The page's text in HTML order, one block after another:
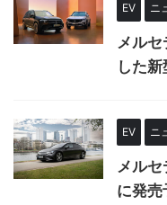
EV ニ
メル
した
EV ニ
メル
に発売